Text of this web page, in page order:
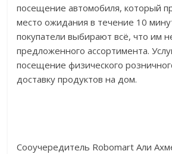
посещение автомобиля, который
место ожидания в течение 10
покупатели выбирают всё, что им
предложенного ассортимента.
посещение физического
доставку продуктов на дом.
Сооучередитель Robomart Али